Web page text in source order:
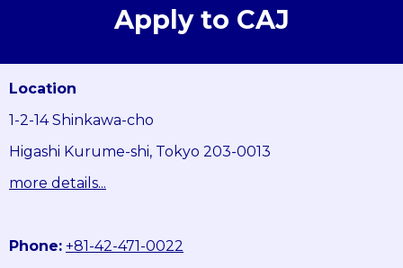
Apply to CAJ
Location
1-2-14 Shinkawa-cho
Higashi Kurume-shi, Tokyo 203-0013
more details...
Phone: +81-42-471-0022